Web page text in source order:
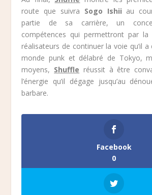
route que suivra Sogo Ishii au
partie de sa carrière, un
compétences qui permettront par la
réalisateurs de continuer la voie qu’il
monde punk et délabré de Tokyo,
moyens, Shuffle réussit à être
l’énergie qu’il dégage jusqu’au
barbare.
Facebook
0